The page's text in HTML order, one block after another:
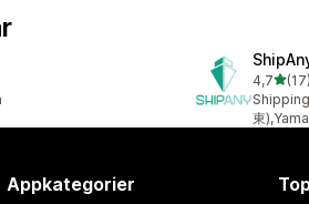
4,7av 5(17)
17
東
Appkategorier